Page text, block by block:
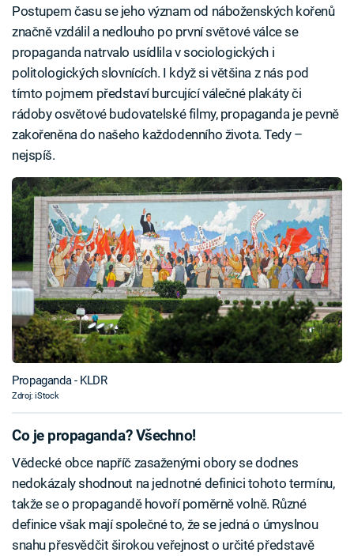
Postupem času se jeho význam od náboženských kořenů
značně vzdálil a nedlouho po první světové válce se
propaganda natrvalo usídlila v sociologických i
politologických slovnících. I když si většina z nás pod
tímto pojmem představí burcující válečné plakáty či
rádoby osvětové budovatelské filmy, propaganda je pevně
zakořeněna do našeho každodenního života. Tedy –
nejspíš.
Propaganda - KLDR
Zdroj: iStock
Co je propaganda? Všechno!
Vědecké obce napříč zasaženými obory se dodnes
nedokázaly shodnout na jednotné definici tohoto termínu,
takže se o propagandě hovoří poměrně volně. Různé
definice však mají společné to, že se jedná o úmyslnou
snahu přesvědčit širokou veřejnost o určité představě